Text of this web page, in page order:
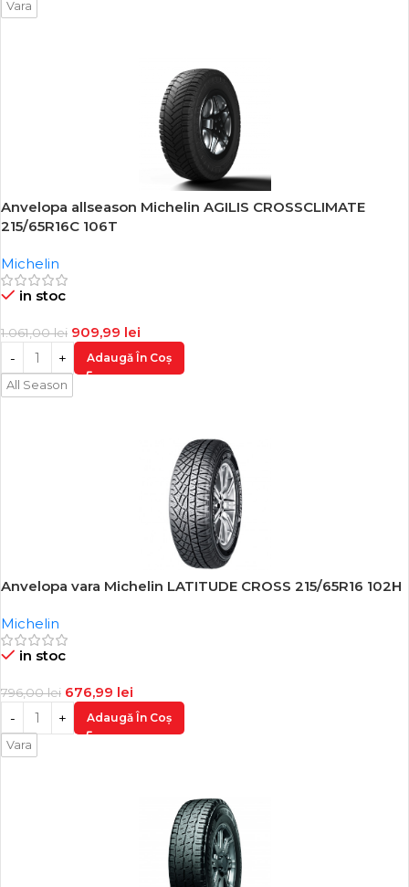
Vara
-14%
Anvelopa allseason Michelin AGILIS CROSSCLIMATE
215/65R16C 106T
Michelin
in stoc
1.061,00lei 909,99 lei
Adaugă În Coș
All Season
-15%
Anvelopa vara Michelin LATITUDE CROSS 215/65R16 102H
Michelin
in stoc
796,00lei 676,99 lei
Adaugă În Coș
Vara